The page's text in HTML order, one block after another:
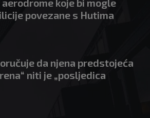
aerodrome koje bi mogle
povezane s Hutima
da njena predstojeća
niti je „posljedica